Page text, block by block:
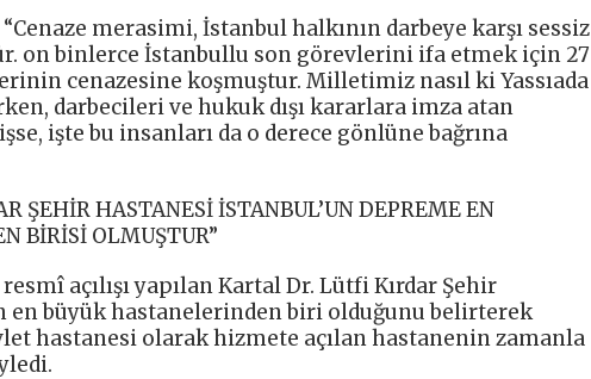
merasimi, İstanbul halkının darbeye karşı sessiz
on binlerce İstanbullu son görevlerini ifa etmek için 27
cenazesine koşmuştur. Milletimiz nasıl ki Yassıada
darbecileri ve hukuk dışı kararlara imza atan
işte bu insanları da o derece gönlüne bağrına
ŞEHİR HASTANESİ İSTANBUL’UN DEPREME EN
BİRİSİ OLMUŞTUR”
açılışı yapılan Kartal Dr. Lütfi Kırdar Şehir
en büyük hastanelerinden biri olduğunu belirterek
hastanesi olarak hizmete açılan hastanenin zamanla